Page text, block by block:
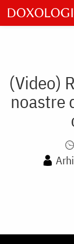
Skip
to
main
(Video)
noastre